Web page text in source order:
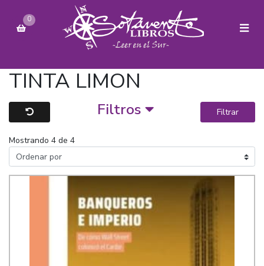
0
TINTA LIMON
Filtros Filtrar
Mostrando 4 de 4